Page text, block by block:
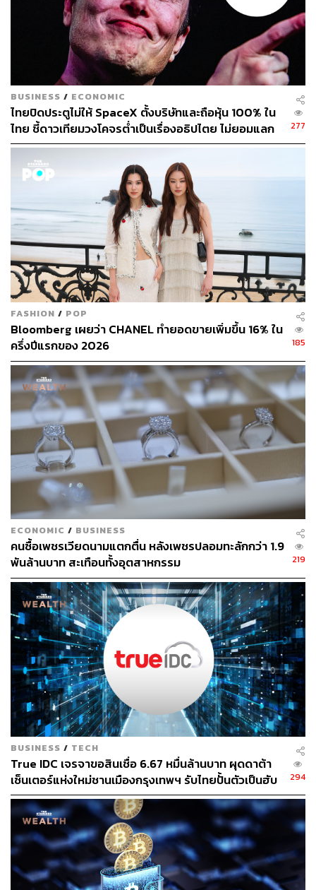
อีกจุดอ่อนที่เกอร์แมนชี้คือซอฟต์แวร์ที่ไม่ทัดเทียมฮาร์ดแวร์
แม้จะลงทุนมาหลายปี แต่แอป Health ของ Apple ก็ยังดู
‘ยุ่งเหยิงและดูแห้งแล้งเหมือนใบรายงานผลตรวจ’ มากกว่าจะ
เป็นแพลตฟอร์มผู้บริโภคที่ทันสมัย และยังด้อยกว่า
แพลตฟอร์มของ Whoop และ Oura อย่างชัดเจนในการแปลง
ข้อมูลดิบให้เป็นคำแนะนำที่นำไปใช้ได้จริง
สำหรับเรื่องนี้นั้นภายในบริษัทเองก็ตระหนักถึงปัญหานี้ ถึงขั้น
ที่ เอ็ดดี้ คิว ผู้บริหาร Apple ใช้ผลิตภัณฑ์ของทั้ง Oura และ
Whoop เอง และเป็นผู้ผลักดันให้มีการปรับเปลี่ยนกลยุทธ์ด้าน
สุขภาพในวงกว้าง
อย่างไรก็ตาม ความพยายามภายในก็ดูเหมือนจะสะดุดเช่น
กัน โดยโปรเจกต์ที่มีชื่อว่า ‘Mulberry’ ซึ่งเป็นบริการ AI
Coaching ด้านสุขภาพที่ทะเยอทะยาน เพิ่งถูกลดขนาดลง
หลังคิวเข้ามาดูแลกลุ่มสุขภาพ และเกอร์แมนคาดว่าฟีเจอร์
จากโครงการนี้คงไม่เปิดตัวจนกว่าจะถึงช่วงปลายของวงจร
อัปเดต iOS 27
นอกจากนี้ Apple ยังเผชิญความปั่นป่วนในระดับผู้บริหาร
หลายตำแหน่ง เริ่มจาก เจฟฟ์ วิลเลียมส์ อดีตประธานเจ้า
หน้าที่ฝ่ายปฏิบัติการ (COO) ที่ดูแลด้านสุขภาพมานาน
เกษียณไปเมื่อปีก่อน และ ทิม คุก ซีอีโอจะลงจากตำแหน่งใน
เดือนกันยายนนี้ ส่งต่อให้ จอห์น เทอร์นัส ซีอีโอคนใหม่
ขณะที่ เจย์ บลาห์นิก หัวหน้า Fitness+ กำลังจะออกจาก
บริษัท หลังคดีฟ้องร้องที่เกี่ยวข้องกับพฤติกรรมการบริหาร
ด้านหัวหน้าฝ่ายการตลาด Apple Watch และสุขภาพ สแตน
อึ้ง เพิ่งเกษียณ ส่วน เอริก ชาร์ลส์ ผู้จัดการการตลาดอาวุโส
อีกคนของ Apple Watch ก็เพิ่งลาออกในเดือนนี้ ที่สำคัญ
Apple ยังเสียบุคลากรด้านสุขภาพและฮาร์ดแวร์ให้กับ Oura
อย่างต่อเนื่อง
watchOS 27 ไม่หวือหวา ความหวังอยู่ที่เซ็นเซอร์วัด
น้ำตาล
สำหรับการอัปเดต watchOS 27 ในปีนี้ เกอร์แมนระบุว่าจะ
เน้นไปที่ความเสถียร, ประสิทธิภาพ และการปรับปรุงเล็กๆ
น้อยๆ มากกว่าการเพิ่มฟีเจอร์ใหม่ที่สำคัญ แม้จะมีการพัฒนา
เรื่องการติดตามอัตราการเต้นของหัวใจให้ดีขึ้นก็ตาม
อีกทั้งบริษัทก็ดูจะหันมาพึ่งโปรโมชั่นและส่วนลดในการกระ
ตุ้นยอดขายมากขึ้น โดยร้านค้าปลีกอย่าง Amazon และ Best
Buy ต่างจัดโปรโมชั่นแรงผิดปกติให้กับ Apple Watch ซึ่งเป็น
สิ่งที่ไม่ค่อยเห็นในผลิตภัณฑ์ของ Apple มาก่อน
ความหวังที่อาจเป็นจุดเปลี่ยนสำคัญคือโปรเจกต์เซ็นเซอร์วัด
ระดับน้ำตาลในเลือดแบบไม่ต้องเจาะเลือด ซึ่งเป็นแนวคิดที่
ริเริ่มตั้งแต่ยุค สตีฟ จอบส์ โดย Apple ได้ย้ายการดูแลโปรเจ
กต์จาก ทิม มิลเล็ต หัวหน้าฝ่ายสถาปัตยกรรมแพลตฟอร์ม ไป
ยัง จงเจียน เฉิน ผู้บริหารระดับสูงด้านวิศวกรรมที่ดูแล
BUSINESS / ECONOMIC
ไทยปิดประตูไม่ให้ SpaceX ตั้งบริษัทและถือหุ้น 100% ใน
ไทย ชี้ดาวเทียมวงโคจรต่ำเป็นเรื่องอธิปไตย ไม่ยอมแลก
ในโต๊ะเจรจาการค้า
277
FASHION / POP
Bloomberg เผยว่า CHANEL ทำยอดขายเพิ่มขึ้น 16% ใน
ครึ่งปีแรกของ 2026
185
ECONOMIC / BUSINESS
คนซื้อเพชรเวียดนามแตกตื่น หลังเพชรปลอมทะลักกว่า 1.9
พันล้านบาท สะเทือนทั้งอุตสาหกรรม
219
BUSINESS / TECH
True IDC เจรจาขอสินเชื่อ 6.67 หมื่นล้านบาท ผุดดาต้า
เซ็นเตอร์แห่งใหม่ชานเมืองกรุงเทพฯ รับไทยปั้นตัวเป็นฮับ
AI ภูมิภาค
294